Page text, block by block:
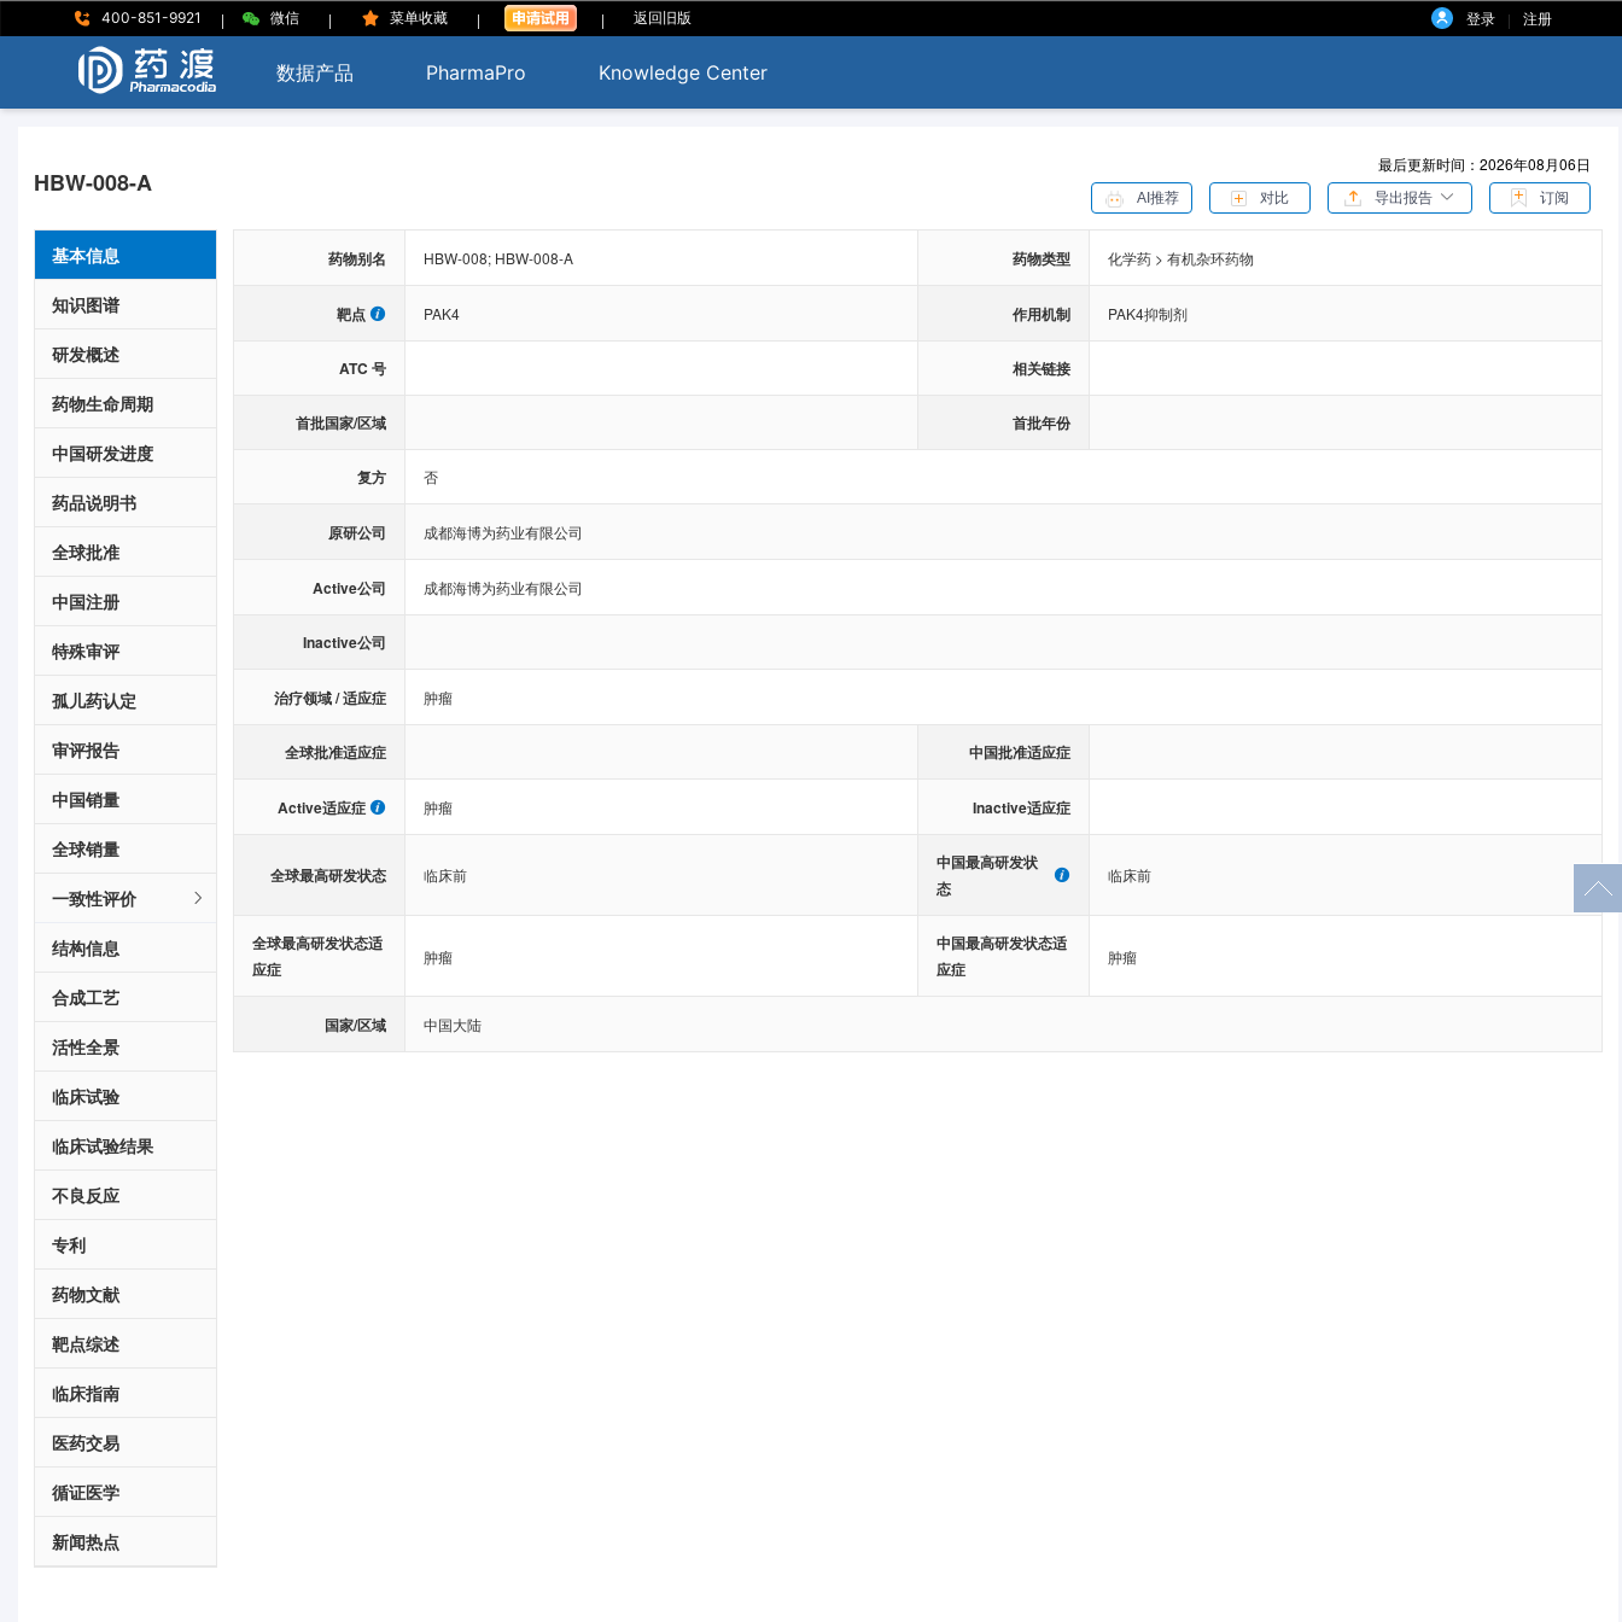
400-851-9921 | 微信 | 菜单收藏 | | 返回旧版 登录 | 注册
数据产品 PharmaPro Knowledge Center
HBW-008-A
最后更新时间：2026年08月06日
AI推荐 对比 导出报告 订阅
基本信息
知识图谱
研发概述
药物生命周期
中国研发进度
药品说明书
全球批准
中国注册
特殊审评
孤儿药认定
审评报告
中国销量
全球销量
一致性评价
结构信息
合成工艺
活性全景
临床试验
临床试验结果
不良反应
专利
药物文献
靶点综述
临床指南
医药交易
循证医学
新闻热点
药物别名 HBW-008; HBW-008-A 药物类型 化学药 > 有机杂环药物
靶点 PAK4 作用机制 PAK4抑制剂
ATC 号 相关链接
首批国家/区域 首批年份
复方 否
原研公司 成都海博为药业有限公司
Active公司 成都海博为药业有限公司
Inactive公司
治疗领域 / 适应症 肿瘤
全球批准适应症 中国批准适应症
Active适应症 肿瘤 Inactive适应症
全球最高研发状态 临床前
中国最高研发状
态
临床前
全球最高研发状态适
应症
肿瘤
中国最高研发状态适
应症
肿瘤
国家/区域 中国大陆